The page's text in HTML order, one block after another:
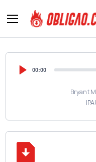
00:00
Bryant